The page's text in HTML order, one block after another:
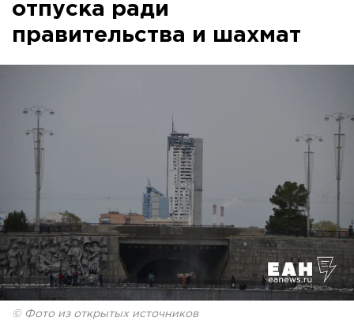
отпуска ради
правительства и шахмат
© Фото из открытых источников